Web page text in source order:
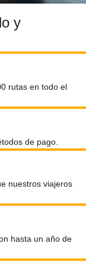
y
rutas en todo el
de pago.
nuestros viajeros
hasta un año de